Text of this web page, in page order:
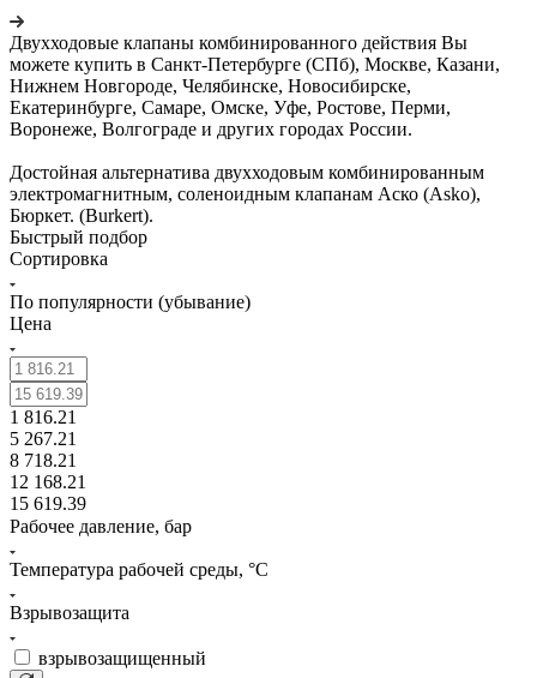
Двухходовые клапаны комбинированного действия Вы
можете купить в Санкт-Петербурге (СПб), Москве, Казани,
Нижнем Новгороде, Челябинске, Новосибирске,
Екатеринбурге, Самаре, Омске, Уфе, Ростове, Перми,
Воронеже, Волгограде и других городах России.
Достойная альтернатива двухходовым комбинированным
электромагнитным, соленоидным клапанам Аско (Asko),
Бюркет. (Burkert).
Быстрый подбор
Сортировка
По популярности (убывание)
Цена
1 816.21
5 267.21
8 718.21
12 168.21
15 619.39
Рабочее давление, бар
Температура рабочей среды, °С
Взрывозащита
взрывозащищенный